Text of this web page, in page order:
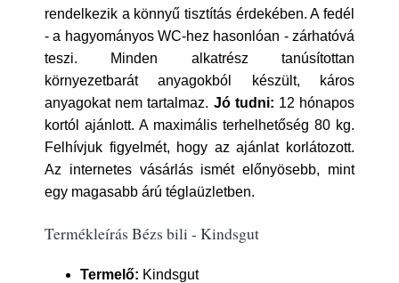
rendelkezik a könnyű tisztítás érdekében. A fedél
- a hagyományos WC-hez hasonlóan - zárhatóvá
teszi. Minden alkatrész tanúsítottan
környezetbarát anyagokból készült, káros
anyagokat nem tartalmaz. Jó tudni: 12 hónapos
kortól ajánlott. A maximális terhelhetőség 80 kg.
Felhívjuk figyelmét, hogy az ajánlat korlátozott.
Az internetes vásárlás ismét előnyösebb, mint
egy magasabb árú téglaüzletben.
Termékleírás Bézs bili - Kindsgut
Termelő: Kindsgut